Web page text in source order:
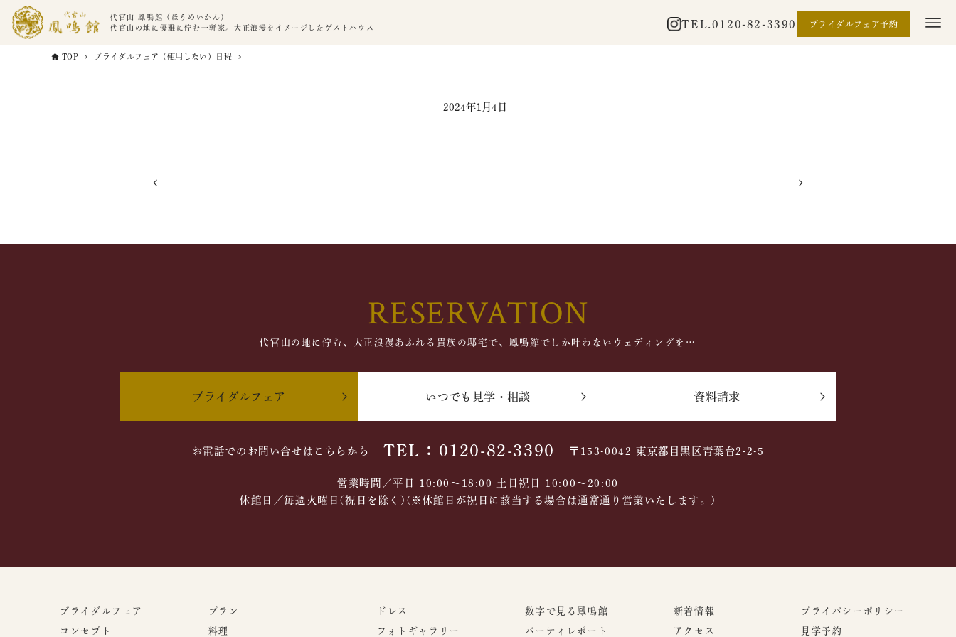
代官山 鳳鳴館（ほうめいかん）
代官山の地に優雅に佇む一軒家。大正浪漫をイメージしたゲストハウス
TEL. 0120-82-3390 ブライダルフェア予約
TOP ブライダルフェア（使用しない）日程
2024年1月4日
RESERVATION
代官山の地に佇む、大正浪漫あふれる貴族の邸宅で、鳳鳴館でしか叶わないウェディングを…
ブライダルフェア いつでも見学・相談 資料請求
お電話でのお問い合せはこちらから TEL：0120-82-3390 〒153-0042 東京都目黒区青葉台2-2-5
営業時間／平日 10:00～18:00 土日祝日 10:00〜20:00
休館日／毎週火曜日(祝日を除く)(※休館日が祝日に該当する場合は通常通り営業いたします。)
– ブライダルフェア
– コンセプト
– プラン
– 料理
– ドレス
– フォトギャラリー
– 数字で見る鳳鳴館
– パーティレポート
– 新着情報
– アクセス
– プライバシーポリシー
– 見学予約